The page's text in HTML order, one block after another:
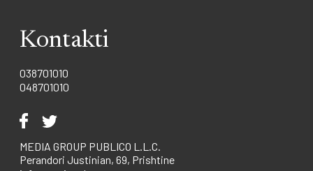
Kontakti
038701010
048701010
MEDIA GROUP PUBLICO L.L.C.
Perandori Justinian, 69, Prishtine